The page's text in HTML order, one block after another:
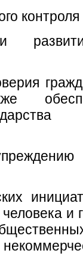
контроля
и